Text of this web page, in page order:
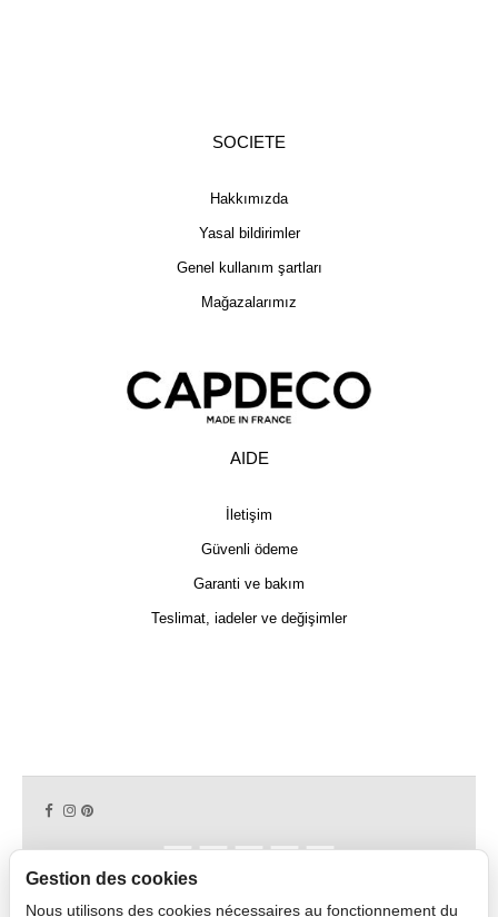
SOCIETE
Hakkımızda
Yasal bildirimler
Genel kullanım şartları
Mağazalarımız
AIDE
İletişim
Güvenli ödeme
Garanti ve bakım
Teslimat, iadeler ve değişimler
Gestion des cookies
Nous utilisons des cookies nécessaires au fonctionnement du